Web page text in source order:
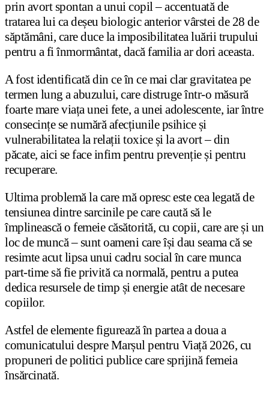
prin avort spontan a unui copil – accentuată de
tratarea lui ca deșeu biologic anterior vârstei de 28 de
săptămâni, care duce la imposibilitatea luării trupului
pentru a fi înmormântat, dacă familia ar dori aceasta.
A fost identificată din ce în ce mai clar gravitatea pe
termen lung a abuzului, care distruge într-o măsură
foarte mare viața unei fete, a unei adolescente, iar între
consecințe se numără afecțiunile psihice și
vulnerabilitatea la relații toxice și la avort – din
păcate, aici se face infim pentru prevenție și pentru
recuperare.
Ultima problemă la care mă opresc este cea legată de
tensiunea dintre sarcinile pe care caută să le
împlinească o femeie căsătorită, cu copii, care are și un
loc de muncă – sunt oameni care își dau seama că se
resimte acut lipsa unui cadru social în care munca
part-time să fie privită ca normală, pentru a putea
dedica resursele de timp și energie atât de necesare
copiilor.
Astfel de elemente figurează în partea a doua a
comunicatului despre Marșul pentru Viață 2026, cu
propuneri de politici publice care sprijină femeia
însărcinată.